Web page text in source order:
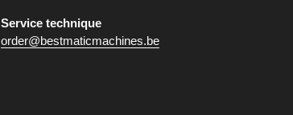
Service technique
order@bestmaticmachines.be